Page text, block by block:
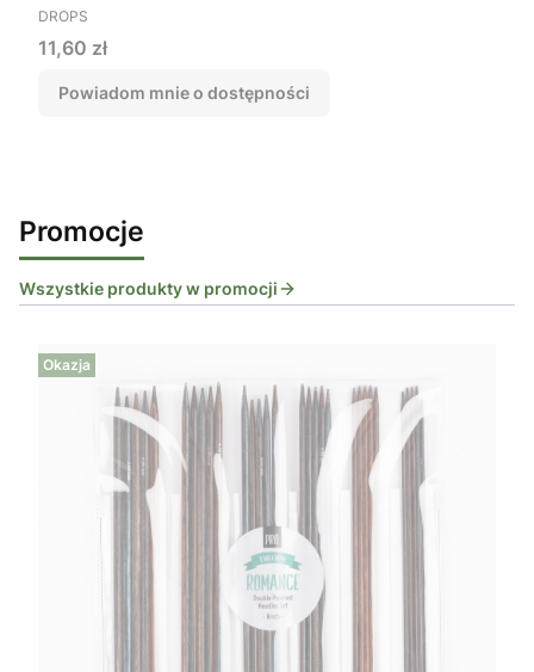
PRODUCENT
DROPS
Cena
11,60 zł
Powiadom mnie o dostępności
Promocje
Wszystkie produkty w promocji
Okazja